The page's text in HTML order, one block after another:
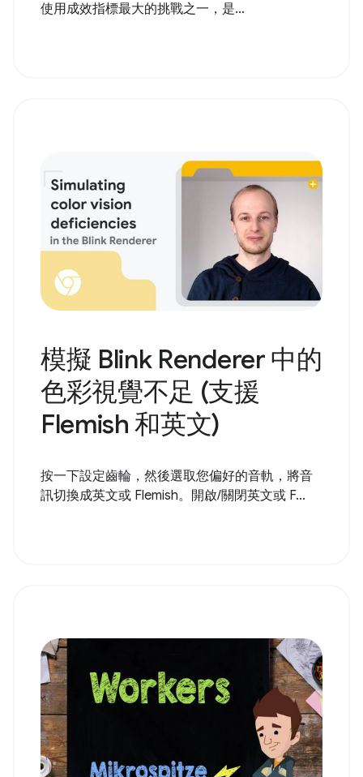
使用成效指標最大的挑戰之一，是...
模擬 Blink Renderer 中的
色彩視覺不足 (支援
Flemish 和英文)
按一下設定齒輪，然後選取您偏好的音軌，將音
訊切換成英文或 Flemish。開啟/關閉英文或 F...